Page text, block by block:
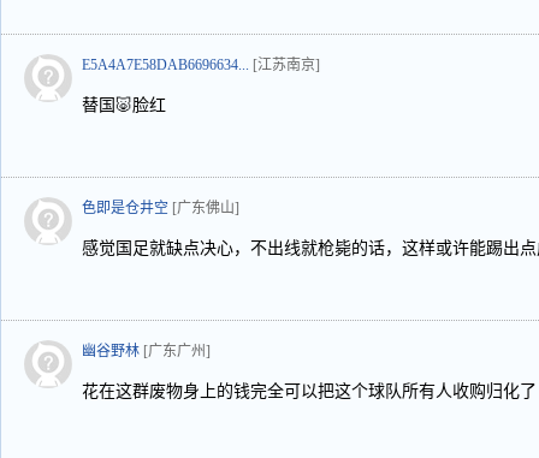
E5A4A7E58DAB6696634... [江苏南京]
替国🐷脸红
色即是仓井空 [广东佛山]
感觉国足就缺点决心，不出线就枪毙的话，这样或许能踢出
幽谷野林 [广东广州]
花在这群废物身上的钱完全可以把这个球队所有人收购归化了